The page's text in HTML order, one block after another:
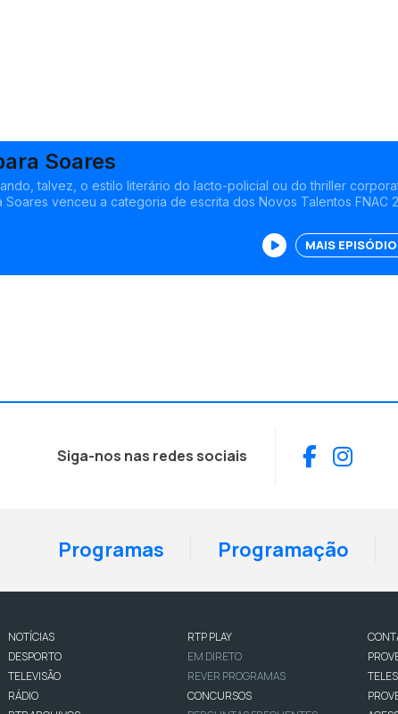
Soares
talvez, o estilo literário do lacto-policial ou do thriller
Soares venceu a categoria de escrita dos Novos Talentos FNAC
MAIS
Siga-nos nas redes sociais
Programas Programação
NOTÍCIAS
DESPORTO
TELEVISÃO
RÁDIO
RTP PLAY
EM DIRETO
REVER PROGRAMAS
CONCURSOS